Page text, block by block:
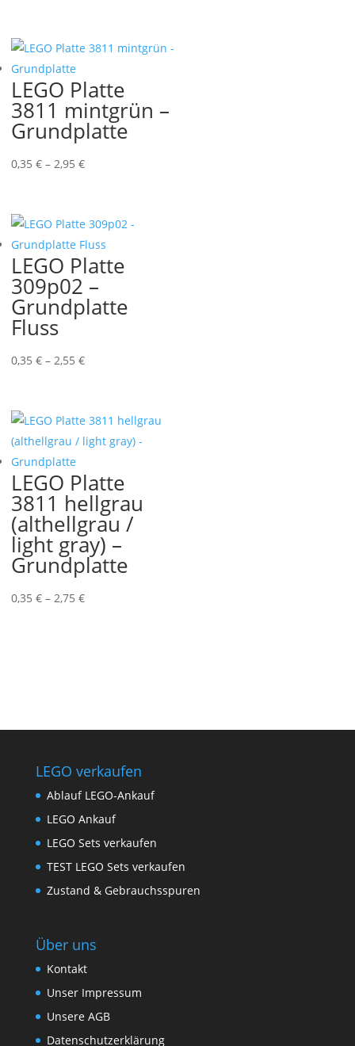
2,45 €
LEGO Platte
3811 mintgrün –
Grundplatte
0,35 € – 2,95 €Preisspanne:
2,95 €
LEGO Platte
309p02 –
Grundplatte
Fluss
0,35 € – 2,55 €Preisspanne:
2,55 €
LEGO Platte
3811 hellgrau
(althellgrau /
light gray) –
Grundplatte
0,35 € – 2,75 €Preisspanne:
LEGO verkaufen
Ablauf LEGO-Ankauf
LEGO Ankauf
LEGO Sets verkaufen
TEST LEGO Sets verkaufen
Zustand & Gebrauchsspuren
Über uns
Kontakt
Unser Impressum
Unsere AGB
Datenschutzerklärung